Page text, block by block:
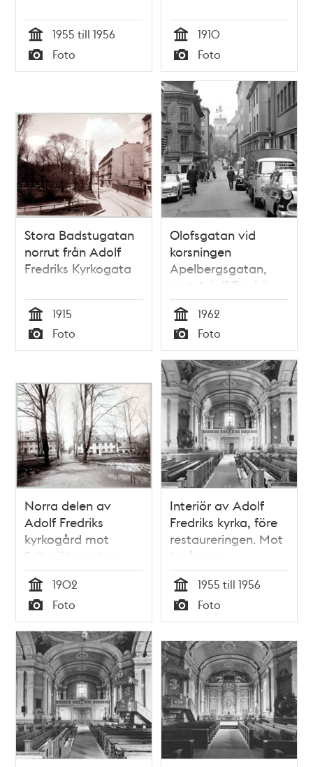
Tid
1955 till 1956
Typ
Foto Tid
1910
Typ
Foto
Stora Badstugatan
norrut från Adolf
Fredriks Kyrkogata
Tid
1915
Typ
Foto
Olofsgatan vid
korsningen
Apelbergsgatan,
mot Adolf Fredriks
kyrka
Tid
1962
Typ
Foto
Norra delen av
Adolf Fredriks
kyrkogård mot
Saltmätargatan
Tid
1902
Typ
Foto
Interiör av Adolf
Fredriks kyrka, före
restaureringen. Mot
ingången
Tid
1955 till 1956
Typ
Foto